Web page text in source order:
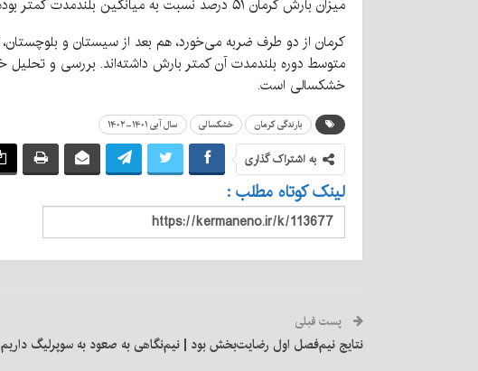
میزان بارش کرمان ۵۱ درصد نسبت به میانگین بلندمدت کمتر بوده است. ۱۵ استان من‌جمله تهران، قم، فارس تا بوشهر و حتی چهارمحال‌وبختیاری در این وضعیت قرار گرفتند.
متوسط دوره بلندمدت آن کمتر بارش داشته‌اند.
خشکسالی است.
بارندگی کرمان خشکسالی سال آبی ۱۴۰۱-۱۴۰۲
به اشتراک گذاری
لینک کوتاه مطلب :
پست قبلی
نتایج نیم‌فصل اول رضایت‌بخش بود | نیم‌نگاهی به صعود به سوپرلیگ داریم